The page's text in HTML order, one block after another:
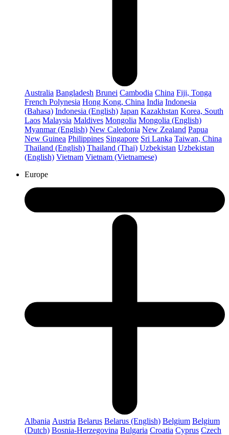
Australia Bangladesh Brunei Cambodia China Fiji, Tonga
French Polynesia Hong Kong, China India Indonesia
(Bahasa) Indonesia (English) Japan Kazakhstan Korea, South
Laos Malaysia Maldives Mongolia Mongolia (English)
Myanmar (English) New Caledonia New Zealand Papua
New Guinea Philippines Singapore Sri Lanka Taiwan, China
Thailand (English) Thailand (Thai) Uzbekistan Uzbekistan
(English) Vietnam Vietnam (Vietnamese)
Europe
Albania Austria Belarus Belarus (English) Belgium Belgium
(Dutch) Bosnia-Herzegovina Bulgaria Croatia Cyprus Czech